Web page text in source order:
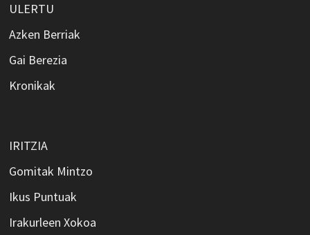
ULERTU
Azken Berriak
Gai Berezia
Kronikak
IRITZIA
Gomitak Mintzo
Ikus Puntuak
Irakurleen Xokoa